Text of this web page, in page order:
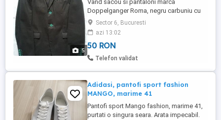
5
Vand sacou si pantaloni marca
Doppelganger Roma, negru carbuniu cu
croiala si nasturii de culoare verde. Sacoul
este marimea 52 iar pantaloni sunt
marimea 48, circumferinta maxima la talie
este de 88-89 cm, ptr. 1,83m si 80kg s-a
potrivit. Costumul s-a sifonat ptr. ca sta
Sector 6, Bucuresti
azi 13:02
50 RON
Telefon validat
Adidasi, pantofi sport fashion
MANGO, marime 41
Pantofi sport Mango fashion, marime 41,
purtati o singura seara. Arata impecabil.